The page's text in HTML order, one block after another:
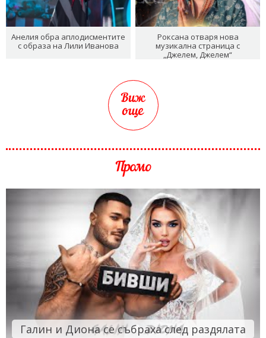
Анелия обра аплодисментите
с образа на Лили Иванова
Роксана отваря нова
музикална страница с
„Джелем, Джелем“
Виж
още
Промо
Галин и Диона се събраха след раздялата